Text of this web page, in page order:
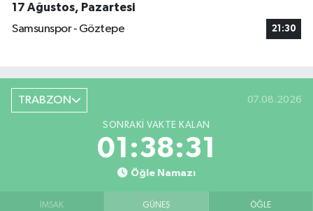
17 Ağustos, Pazartesi
Samsunspor - Göztepe
21:30
TRABZON 07.08.2026
SONRAKI VAKTE KALAN
01:38:30
Öğle Namazı
İMSAK GÜNEŞ ÖĞLE